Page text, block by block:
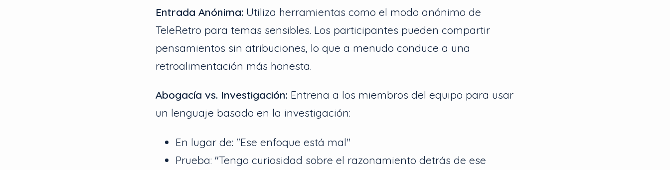
Entrada Anónima: Utiliza herramientas como el modo anónimo de
TeleRetro para temas sensibles. Los participantes pueden compartir
pensamientos sin atribuciones, lo que a menudo conduce a una
retroalimentación más honesta.
Abogacía vs. Investigación: Entrena a los miembros del equipo para usar
un lenguaje basado en la investigación:
En lugar de: "Ese enfoque está mal"
Prueba: "Tengo curiosidad sobre el razonamiento detrás de ese